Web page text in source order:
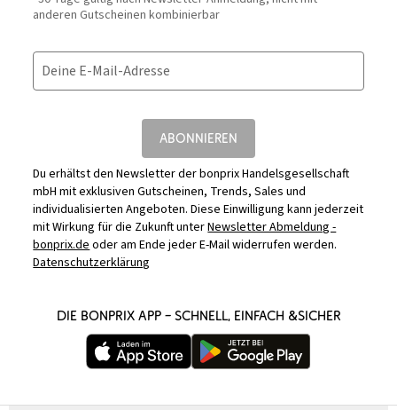
anderen Gutscheinen kombinierbar
Deine E-Mail-Adresse
ABONNIEREN
Du erhältst den Newsletter der bonprix Handelsgesellschaft
mbH mit exklusiven Gutscheinen, Trends, Sales und
individualisierten Angeboten. Diese Einwilligung kann jederzeit
mit Wirkung für die Zukunft unterNewsletter Abmeldung -
bonprix.deoder am Ende jeder E-Mail widerrufen werden.
Datenschutzerklärung
DIE BONPRIX APP – SCHNELL, EINFACH &SICHER